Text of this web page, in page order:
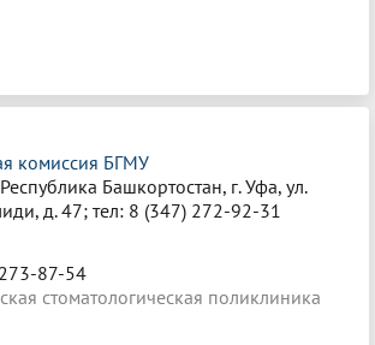
комиссия БГМУ
Башкортостан, г. Уфа, ул.
д. 47; тел: 8 (347) 272-92-31
87-54
стоматологическая поликлиника